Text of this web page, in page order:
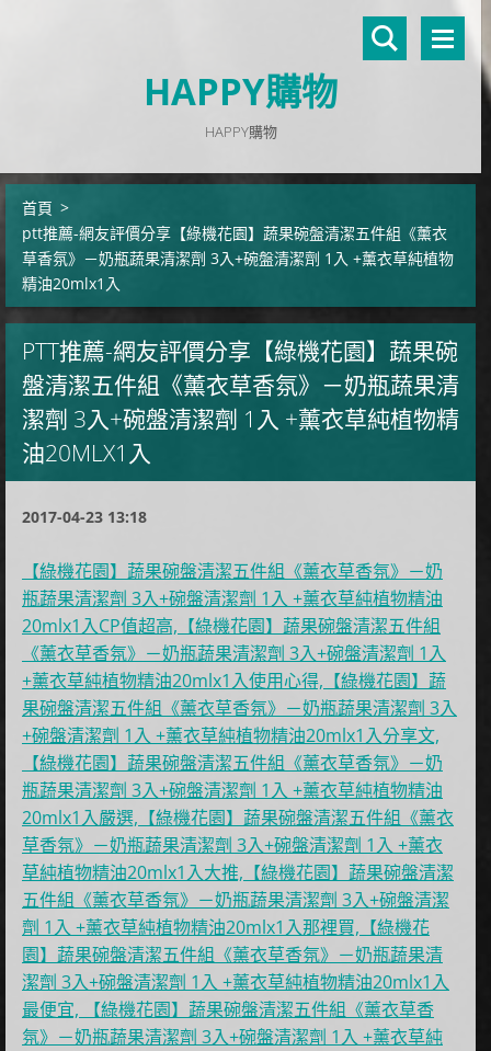
HAPPY購物
HAPPY購物
首頁 >
ptt推薦-網友評價分享【綠機花園】蔬果碗盤清潔五件組《薰衣
草香氛》－奶瓶蔬果清潔劑 3入+碗盤清潔劑 1入 +薰衣草純植物
精油20mlx1入
PTT推薦-網友評價分享【綠機花園】蔬果碗
盤清潔五件組《薰衣草香氛》－奶瓶蔬果清
潔劑 3入+碗盤清潔劑 1入 +薰衣草純植物精
油20MLX1入
2017-04-23 13:18
【綠機花園】蔬果碗盤清潔五件組《薰衣草香氛》－奶
瓶蔬果清潔劑 3入+碗盤清潔劑 1入 +薰衣草純植物精油
20mlx1入CP值超高,【綠機花園】蔬果碗盤清潔五件組
《薰衣草香氛》－奶瓶蔬果清潔劑 3入+碗盤清潔劑 1入
+薰衣草純植物精油20mlx1入使用心得,【綠機花園】蔬
果碗盤清潔五件組《薰衣草香氛》－奶瓶蔬果清潔劑 3入
+碗盤清潔劑 1入 +薰衣草純植物精油20mlx1入分享文,
【綠機花園】蔬果碗盤清潔五件組《薰衣草香氛》－奶
瓶蔬果清潔劑 3入+碗盤清潔劑 1入 +薰衣草純植物精油
20mlx1入嚴選,【綠機花園】蔬果碗盤清潔五件組《薰衣
草香氛》－奶瓶蔬果清潔劑 3入+碗盤清潔劑 1入 +薰衣
草純植物精油20mlx1入大推,【綠機花園】蔬果碗盤清潔
五件組《薰衣草香氛》－奶瓶蔬果清潔劑 3入+碗盤清潔
劑 1入 +薰衣草純植物精油20mlx1入那裡買,【綠機花
園】蔬果碗盤清潔五件組《薰衣草香氛》－奶瓶蔬果清
潔劑 3入+碗盤清潔劑 1入 +薰衣草純植物精油20mlx1入
最便宜, 【綠機花園】蔬果碗盤清潔五件組《薰衣草香
氛》－奶瓶蔬果清潔劑 3入+碗盤清潔劑 1入 +薰衣草純